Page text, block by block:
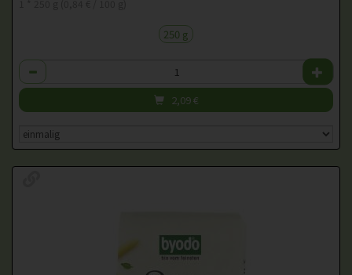
250 g
Anzahl
2,09€